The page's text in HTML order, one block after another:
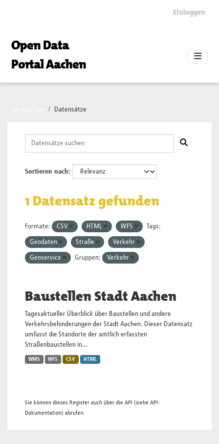
Einloggen
Open Data
Portal Aachen
Datensätze
Sortieren nach
1 Datensatz gefunden
Formate: CSV HTML WFS Tags:
Geodaten Straße Verkehr
Geoservice Gruppen: Verkehr
Baustellen Stadt Aachen
Tagesaktueller Überblick über Baustellen und andere
Verkehrsbehinderungen der Stadt Aachen. Dieser Datensatz
umfasst die Standorte der amtlich erfassten
Straßenbaustellen in...
WMS WFS CSV HTML
Sie können dieses Register auch über die API (siehe API-
Dokumentation) abrufen.